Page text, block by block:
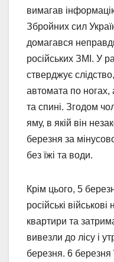
вимагав
Збройних сил
домагався
російських ЗМІ. У
стверджує
автомата по ногах,
та спині. Згодом
яму, в якій він
березня за
без їжі та води.
Крім цього, 5
російські
квартири та
вивезли до лісу і
березня. 6 березня